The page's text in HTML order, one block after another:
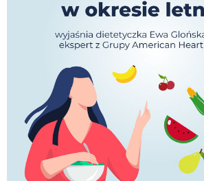
Taniej, okazyjnie, specjalnie dla 60plus
Na wesoło
Hobby i pasje
Żyj aktywnie
60plus - najcenniejsi klienci
Dobra opieka